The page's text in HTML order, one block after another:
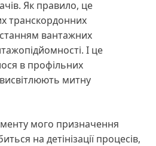
Як правило, це
транскордонних
вантажних
І це
в профільних
митну
мого призначення
на детінізації процесів,